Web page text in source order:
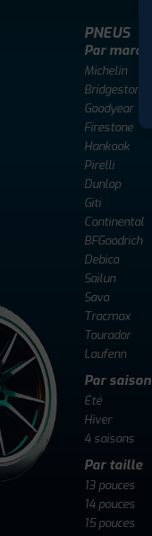
PNEUS
Par marque
Michelin
Bridgestone
Goodyear
Firestone
Hankook
Pirelli
Dunlop
Giti
Continental
BFGoodrich
Debica
Sailun
Sava
Tracmax
Tourador
Laufenn
Par saison
Été
Hiver
4 saisons
Par taille
13 pouces
14 pouces
15 pouces